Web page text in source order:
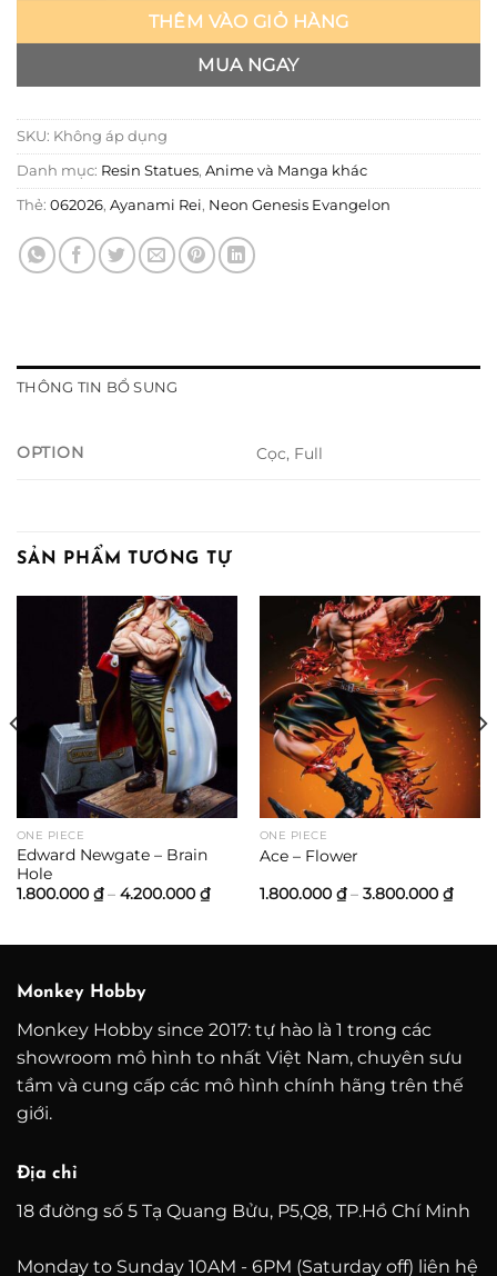
THÊM VÀO GIỎ HÀNG
MUA NGAY
SKU: Không áp dụng
Danh mục: Resin Statues, Anime và Manga khác
Thẻ: 062026, Ayanami Rei, Neon Genesis Evangelon
THÔNG TIN BỔ SUNG
OPTION Cọc, Full
SẢN PHẨM TƯƠNG TỰ
ONE PIECE
Edward Newgate – Brain
Hole
1.800.000 ₫ – 4.200.000 ₫Khoảng
giá:
đến
ONE PIECE
Ace – Flower
1.800.000 ₫ – 3.800.000 ₫
giá:
đến
Monkey Hobby
Monkey Hobby since 2017: tự hào là 1 trong các
showroom mô hình to nhất Việt Nam, chuyên sưu
tầm và cung cấp các mô hình chính hãng trên thế
giới.
Địa chỉ
18 đường số 5 Tạ Quang Bửu, P5,Q8, TP.Hồ Chí Minh
Monday to Sunday 10AM - 6PM (Saturday off) liên hệ